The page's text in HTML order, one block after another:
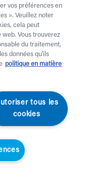
1 mois et payes
ici. Une livraison
une livraison urgente
suivant.
fériés.
vos préférences en
». Veuillez noter
cela peut
Vous trouverez
du traitement,
données qu'ils
politique en matière
tous les
cookies